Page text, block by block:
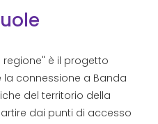
è il progetto
la connessione a Banda
del territorio della
dai punti di accesso